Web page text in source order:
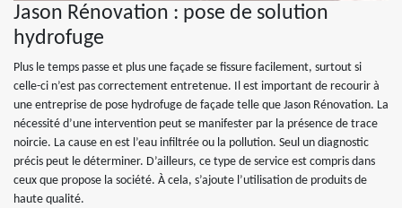
Jason Rénovation : pose de solution
hydrofuge
Plus le temps passe et plus une façade se fissure facilement, surtout si
celle-ci n’est pas correctement entretenue. Il est important de recourir à
une entreprise de pose hydrofuge de façade telle que Jason Rénovation. La
nécessité d’une intervention peut se manifester par la présence de trace
noircie. La cause en est l’eau infiltrée ou la pollution. Seul un diagnostic
précis peut le déterminer. D’ailleurs, ce type de service est compris dans
ceux que propose la société. À cela, s’ajoute l’utilisation de produits de
haute qualité.